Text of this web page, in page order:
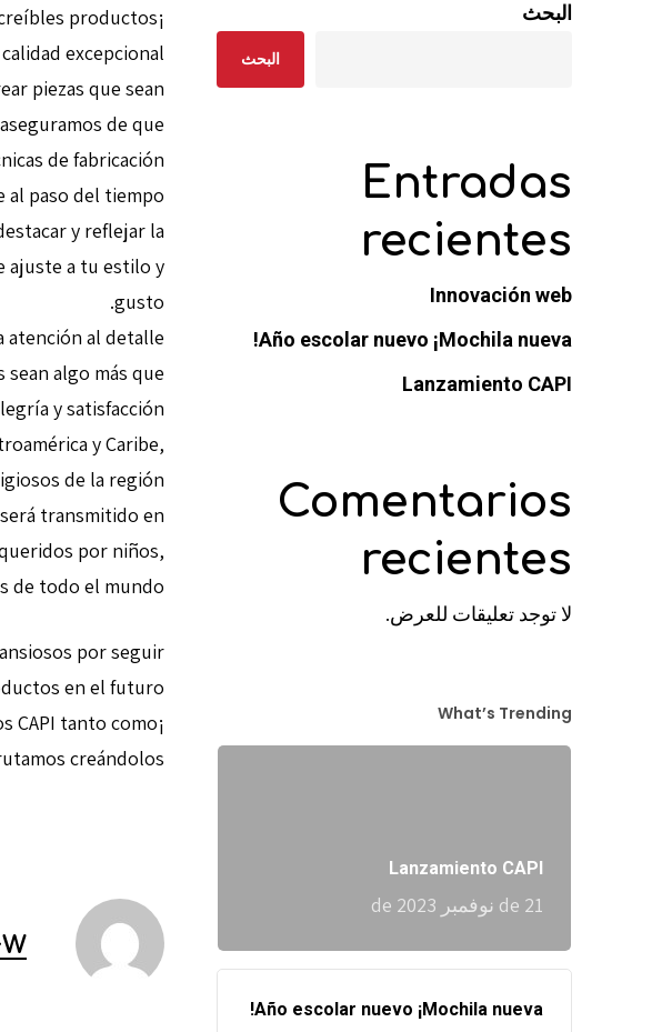
productos
excepcional.
piezas que sean
de que
de fabricación
paso del tiempo.
y reflejar la
ajuste a tu estilo y
gusto.
atención al detalle
algo más que
y satisfacción.
y Caribe,
de la región.
transmitido en
por niños,
de todo el mundo!
por seguir
en el futuro.
CAPI tanto como
creándolos!
البحث
البحث
Entradas
recientes
Innovación web
Año escolar nuevo ¡Mochila nueva!
Lanzamiento CAPI
Comentarios
recientes
لا توجد تعليقات للعرض.
What’s Trending
Lanzamiento CAPI
21 de نوفمبر de 2023
Año escolar nuevo ¡Mochila nueva!